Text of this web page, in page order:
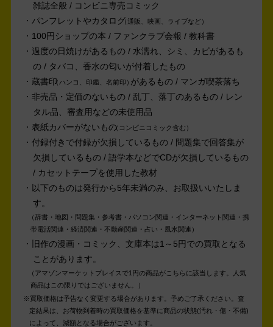
雑誌全般 / コンビニ専売コミック
パンフレットやカタログ 通販、映画、ライブなど
100円ショップの本 / ファンクラブ会報 / 教科書
過度の日焼けがあるもの / 水濡れ、シミ、カビがあるも
の / タバコ、香水の匂いが付着したもの
蔵書印 ハンコ、印鑑、名前印
があるもの / マンガ喫茶落ち
非売品・定価のないもの / 乱丁、落丁のあるもの / レン
タル品、審査用などの未使用品
表紙カバーがないもの コンビニコミック含む
付録付きで付録が欠損しているもの / 問題集で回答集が
欠損しているもの / 語学本などでCDが欠損しているもの
/ カセットテープを使用した教材
以下のものは発行から5年未満のみ、お取扱いいたしま
す。
辞書・地図・問題集・参考書・パソコン関連・インターネット関連・携
帯電話関連・経済関連・不動産関連・占い・風水関連
旧作の漫画・コミック、文庫本は1～5円での買取となる
ことがあります。
アマゾンマーケットプレイスで1円の商品がこちらに該当します。人気
商品はこの限りではございません。
買取価格は予告なく変更する場合があります。予めご了承ください。 査
定結果は、お荷物到着時の買取価格を基準に商品の状態(汚れ・傷・不備)
によって、減額となる場合がございます。